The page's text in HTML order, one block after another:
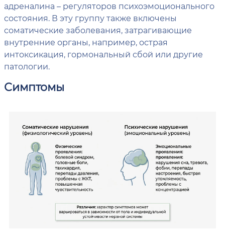
адреналина – регуляторов психоэмоционального
состояния. В эту группу также включены
соматические заболевания, затрагивающие
внутренние органы, например, острая
интоксикация, гормональный сбой или другие
патологии.
Симптомы